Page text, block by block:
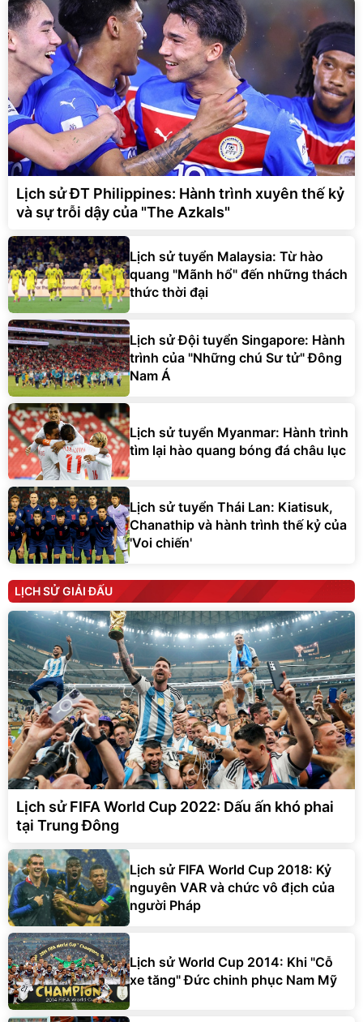
Lịch sử ĐT Philippines: Hành trình xuyên thế kỷ
và sự trỗi dậy của "The Azkals"
Lịch sử tuyển Malaysia: Từ hào
quang "Mãnh hổ" đến những thách
thức thời đại
Lịch sử Đội tuyển Singapore: Hành
trình của "Những chú Sư tử" Đông
Nam Á
Lịch sử tuyển Myanmar: Hành trình
tìm lại hào quang bóng đá châu lục
Lịch sử tuyển Thái Lan: Kiatisuk,
Chanathip và hành trình thế kỷ của
'Voi chiến'
LỊCH SỬ GIẢI ĐẤU
Lịch sử FIFA World Cup 2022: Dấu ấn khó phai
tại Trung Đông
Lịch sử FIFA World Cup 2018: Kỷ
nguyên VAR và chức vô địch của
người Pháp
Lịch sử World Cup 2014: Khi "Cỗ
xe tăng" Đức chinh phục Nam Mỹ